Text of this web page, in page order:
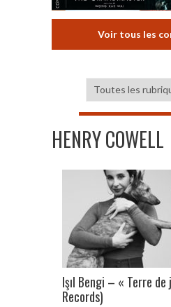
Voir tous les
HENRY COWELL
Işıl Bengi – « Terre
Records)